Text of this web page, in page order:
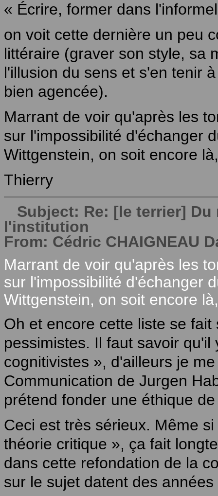
« Écrire, former dans
on voit cette dernière un peu
littéraire (graver son style, sa
l'illusion du sens et s'en tenir
bien agencée).
Marrant de voir qu'après les
sur l'impossibilité d'échanger
Wittgenstein, on soit encore
Thierry
Subject: Re: [le terrier]
l'institution
From: Cédric CHAIGNEAU
Marrant de voir qu'après les
sur l'impossibilité d'échanger
Wittgenstein, on soit encore
Oh et encore cette liste se
pessimistes. Il faut savoir
cognitivistes », d'ailleurs je
Communication de Jurgen
prétend fonder une éthique
Ceci est très sérieux. Même
théorie critique », ça fait
dans cette refondation de la
sur le sujet datent des années